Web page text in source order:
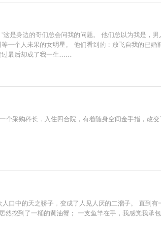
是身边的哥们总会问我的问题。 他们总以为我是，
一个人未果的女明星。 他们看到的：放飞自我的已
过最后却成了我一生……
采购科长，入住四合院，有着随身空间金手指，改
口中的天之骄子，变成了人见人厌的二溜子。 直到
挖到了一桶的黄油蟹； 一支鱼竿在手，我感觉我承